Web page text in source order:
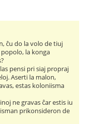
ĉu do la volo de tiuj
la konga
pensi pri siaj propraj
Aserti la malon,
estas koloniisma
ne gravas ĉar estis iu
prikonsideron de